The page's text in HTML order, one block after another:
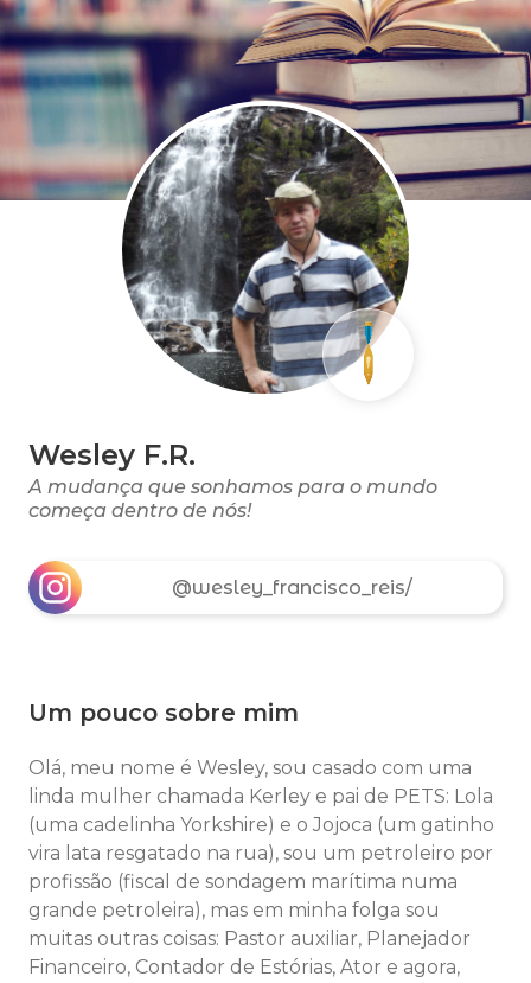
Wesley F.R.
A mudança que sonhamos para o mundo
começa dentro de nós!
@wesley_francisco_reis/
Um pouco sobre mim
Olá, meu nome é Wesley, sou casado com uma
linda mulher chamada Kerley e pai de PETS: Lola
(uma cadelinha Yorkshire) e o Jojoca (um gatinho
vira lata resgatado na rua), sou um petroleiro por
profissão (fiscal de sondagem marítima numa
grande petroleira), mas em minha folga sou
muitas outras coisas: Pastor auxiliar, Planejador
Financeiro, Contador de Estórias, Ator e agora,